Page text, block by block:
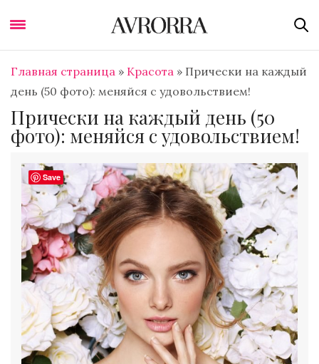
Главная страница » Красота » Прически на каждый
день (50 фото): меняйся с удовольствием!
Прически на каждый день (50
фото): меняйся с удовольствием!
Save